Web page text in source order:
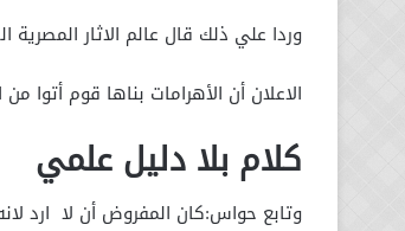
وردا علي ذلك قال عالم الاثار
الاعلان أن الأهرامات بناها قوم أتوا
كلام بلا دليل علمي
وتابع حواس:كان المفروض أن لا ارد